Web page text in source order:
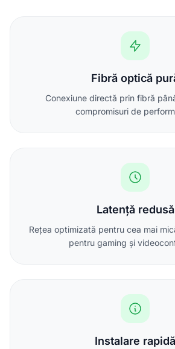
Fibră optică
Conexiune directă prin fibră
compromisuri de
Latență redusă
Rețea optimizată pentru cea mai
pentru gaming și
Instalare rapidă